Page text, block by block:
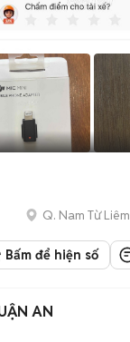
Q. Nam Từ Liêm
để hiện số
AN